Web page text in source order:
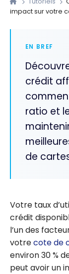
impact sur votre
EN BREF
crédit
ratio et
de
Votre taux
crédit
l’un des
votrecote de
environ 30 %
peut avoir un